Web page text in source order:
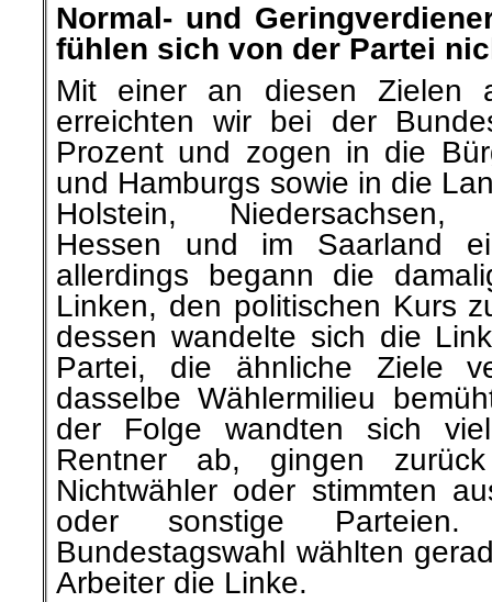
Normal- und
fühlen sich von der Partei
Mit einer an diesen Zielen
erreichten wir bei der
Prozent und zogen in die
und Hamburgs sowie in die
Holstein, Niedersachsen,
Hessen und im Saarland
allerdings begann die
Linken, den politischen Kurs
dessen wandelte sich die
Partei, die ähnliche Ziele
dasselbe Wählermilieu
der Folge wandten sich
Rentner ab, gingen
Nichtwähler oder stimmten
oder sonstige
Bundestagswahl wählten
Arbeiter die Linke.